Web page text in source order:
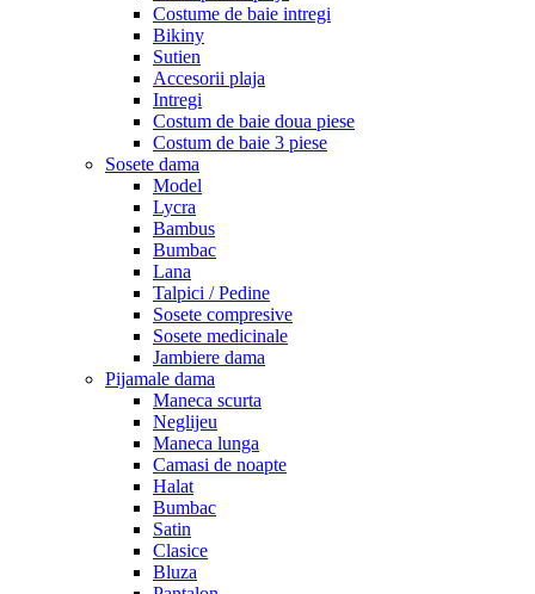
Costume de baie intregi
Bikiny
Sutien
Accesorii plaja
Intregi
Costum de baie doua piese
Costum de baie 3 piese
Sosete dama
Model
Lycra
Bambus
Bumbac
Lana
Talpici / Pedine
Sosete compresive
Sosete medicinale
Jambiere dama
Pijamale dama
Maneca scurta
Neglijeu
Maneca lunga
Camasi de noapte
Halat
Bumbac
Satin
Clasice
Bluza